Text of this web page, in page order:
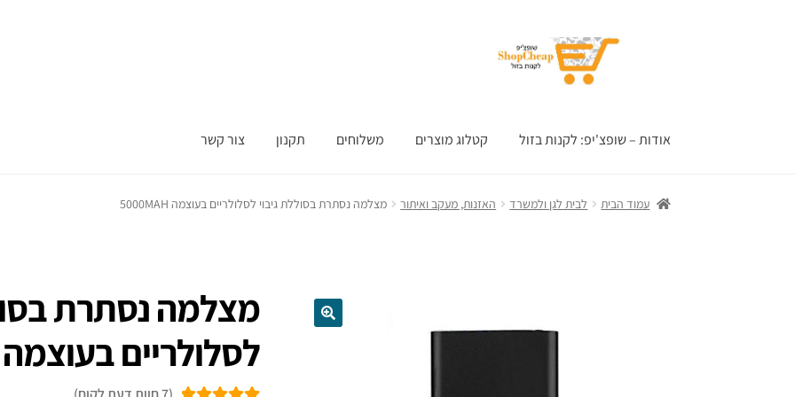
אודות – שופצ'יפ: לקנות בזול קטלוג מוצרים משלוחים תקנון צור קשר
עמוד הבית לבית לגן ולמשרד האזנות, מעקב ואיתור מצלמה נסתרת בסוללת גיבוי לסלולריים בעוצמה 5000MAH
מצלמה נסתרת
לסלולריים בעוצמה 5000MAH